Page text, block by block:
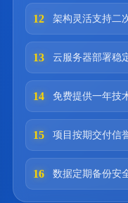
12 架构灵活支持二
13 云服务器部署稳
14 免费提供一年技
15 项目按期交付信
16 数据定期备份安